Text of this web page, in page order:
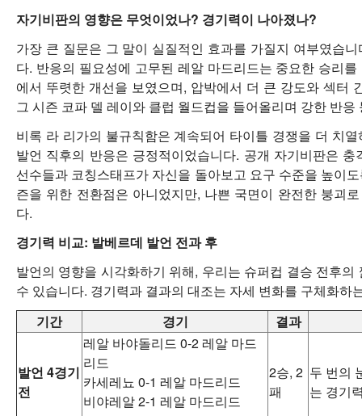
자기비판의 영향은 무엇이었나? 경기력이 나아졌나?
가장 큰 질문은 그 말이 실질적인 효과를 가질지 여부였습
다. 반응의 필요성에 고무된 레알 마드리드는 중요한 승리
에서 뚜렷한 개선을 보였으며, 압박에서 더 큰 강도와 섹터
그 시즌 코파 델 레이와 클럽 월드컵을 들어올리며 강한 반
비록 라 리가의 불규칙함은 계속되어 타이틀 경쟁을 더 치
발언 직후의 반응은 긍정적이었습니다. 공개 자기비판은
선수들과 코칭스태프가 자신을 돌아보고 요구 수준을 높이
즌을 위한 전환점은 아니었지만, 나쁜 국면이 완전한 붕괴
다.
경기력 비교: 발베르데 발언 전과 후
발언의 영향을 시각화하기 위해, 우리는 슈퍼컵 결승 전후
수 있습니다. 경기력과 결과의 대조는 자세 변화를 구체화하
기간
경기 결과
발언 4경기
전
레알 바야돌리드 0-2 레알 마드
리드
카세레뇨 0-1 레알 마드리드
비야레알 2-1 레알 마드리드
2승, 2
패
두 번의
는 경기